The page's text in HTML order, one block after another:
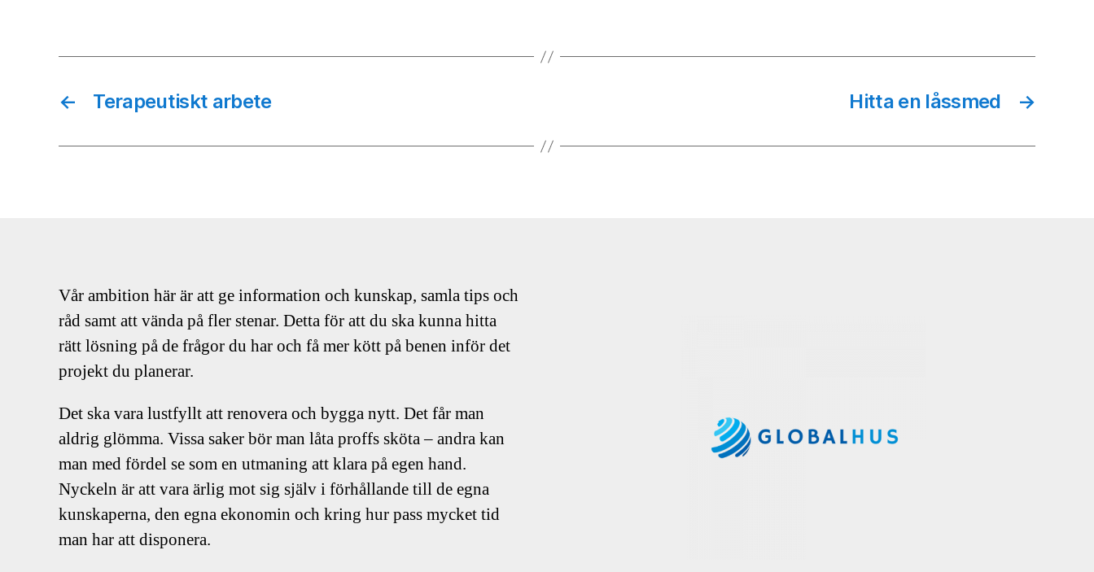
← Terapeutiskt arbete →
Hitta en låssmed
Vår ambition här är att ge information och kunskap, samla tips och
råd samt att vända på fler stenar. Detta för att du ska kunna hitta
rätt lösning på de frågor du har och få mer kött på benen inför det
projekt du planerar.
Det ska vara lustfyllt att renovera och bygga nytt. Det får man
aldrig glömma. Vissa saker bör man låta proffs sköta – andra kan
man med fördel se som en utmaning att klara på egen hand.
Nyckeln är att vara ärlig mot sig själv i förhållande till de egna
kunskaperna, den egna ekonomin och kring hur pass mycket tid
man har att disponera.